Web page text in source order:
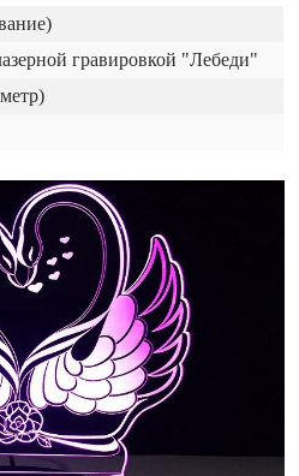
гравировкой "Лебеди"